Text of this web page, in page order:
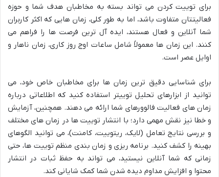
برای توییت کردن می تواند بسته به مخاطبان هدف شما و حوزه
فعالیتتان متفاوت باشد، اما به طور کلی، زمان هایی که اکثر کاربران
شما آنلاین و فعال هستند، ایده آل ترین فرصت ها را فراهم می
کنند. این زمان ها معمولاً شامل ساعات اوج روز کاری، زمان ناهار و
اوایل عصر است.
برای شناسایی دقیق ترین زمان ها برای مخاطبان خاص خود، می
توانید از ابزارهای تحلیل توییتر استفاده کنید که اطلاعاتی درباره
زمان های فعالیت فالوورهای شما ارائه می دهند. همچنین، آزمایش
و خطا نیز نقش مهمی دارد؛ با انتشار توییت ها در زمان های مختلف
و بررسی نتایج تعامل (لایک، ریتوییت، کامنت)، می توانید الگوهای
بهینه را کشف کنید. برنامه ریزی و زمان بندی منظم توییت ها، حتی
زمانی که شما آنلاین نیستید، می تواند به حفظ ثبات در انتشار
محتوا و افزایش مداوم دیده شدن شما کمک شایانی کند.